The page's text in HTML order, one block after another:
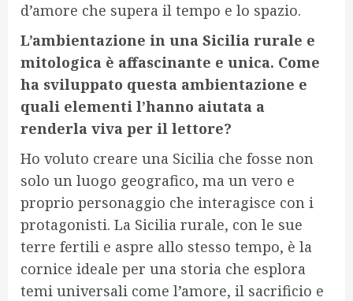
d’amore che supera il tempo e lo spazio.
L’ambientazione in una Sicilia rurale e
mitologica è affascinante e unica. Come
ha sviluppato questa ambientazione e
quali elementi l’hanno aiutata a
renderla viva per il lettore?
Ho voluto creare una Sicilia che fosse non
solo un luogo geografico, ma un vero e
proprio personaggio che interagisce con i
protagonisti. La Sicilia rurale, con le sue
terre fertili e aspre allo stesso tempo, è la
cornice ideale per una storia che esplora
temi universali come l’amore, il sacrificio e